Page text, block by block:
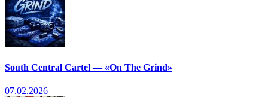
South Central Cartel — «On The Grind»
07.02.2026